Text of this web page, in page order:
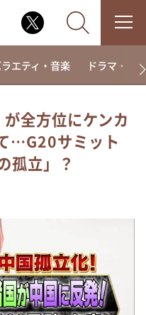
「なんでやねん！？」
エティ・音楽 ドラマ・映画
全方位にケンカ
…G20サミット
孤立」？